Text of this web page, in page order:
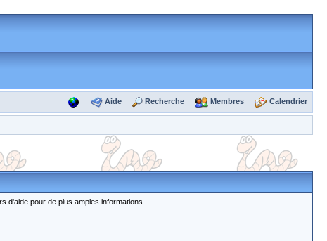
Aide Recherche Membres Calendrier
d'aide pour de plus amples informations.